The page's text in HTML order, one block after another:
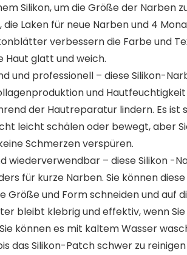
Silikon, um die Größe der Narben
Laken für neue Narben und 4
verbessern die Farbe und
Haut glatt und weich.
und professionell – diese Silikon-
und
der Hautreparatur lindern. Es ist
leicht schälen oder bewegt, aber
Schmerzen verspüren.
wiederverwendbar – diese Silikon -
für kurze Narben. Sie können
Größe und Form schneiden und auf
bleibt klebrig und effektiv, wenn
können es mit kaltem Wasser
das Silikon-Patch schwer zu